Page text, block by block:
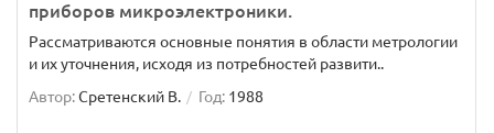
приборов микроэлектроники.
Рассматриваются основные понятия в области метрологии
и их уточнения, исходя из потребностей развити..
Автор:Сретенский В. Год: 1988